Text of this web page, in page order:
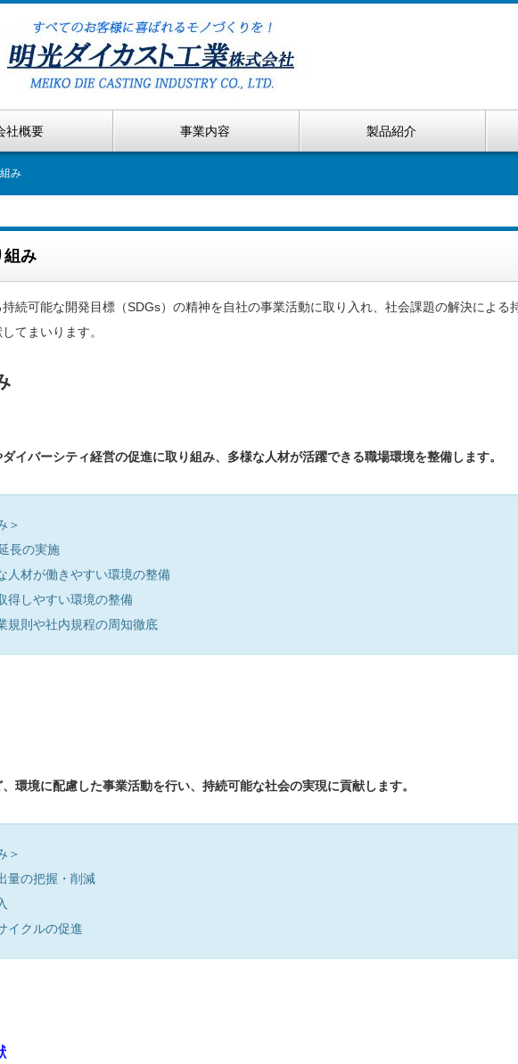
社概要 事業内容 製品紹介
み
組み
続可能な開発目標（SDGs）の精神を自社の事業活動に取り入れ、社会課題の解決による
てまいります。
イバーシティ経営の促進に取り組み、多様な人材が活躍できる職場環境を整備します。
＞
長の実施
人材が働きやすい環境の整備
得しやすい環境の整備
規則や社内規程の周知徹底
環境に配慮した事業活動を行い、持続可能な社会の実現に貢献します。
＞
量の把握・削減
イクルの促進